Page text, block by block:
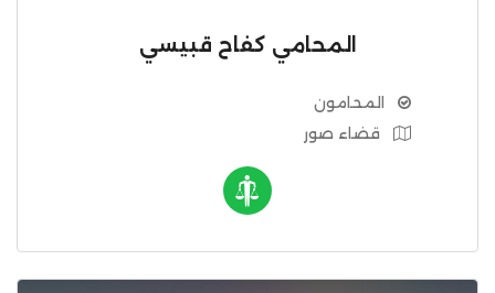
المحامي كفاح قبيسي
المحامون
قضاء صور